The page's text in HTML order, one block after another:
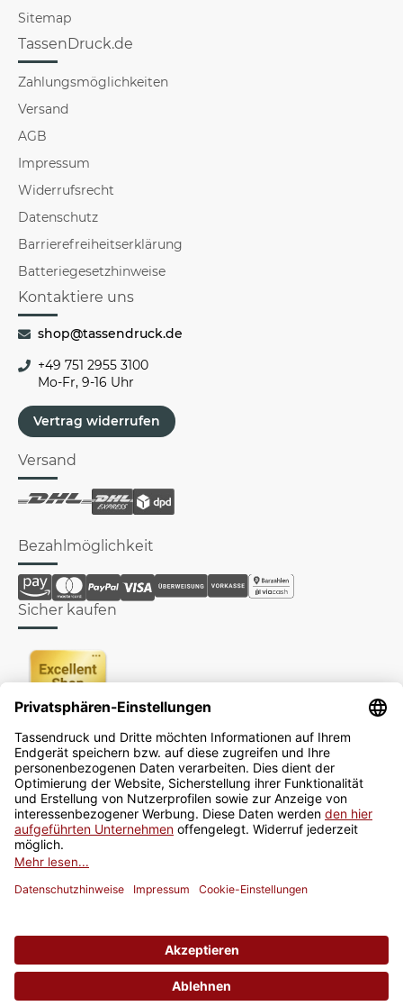
Sitemap
TassenDruck.de
Zahlungsmöglichkeiten
Versand
AGB
Impressum
Widerrufsrecht
Datenschutz
Barrierefreiheitserklärung
Batteriegesetzhinweise
Kontaktiere uns
shop@tassendruck.de
+49 751 2955 3100
Mo-Fr, 9-16 Uhr
Vertrag widerrufen
Versand
Bezahlmöglichkeit
Sicher kaufen
Newsletter